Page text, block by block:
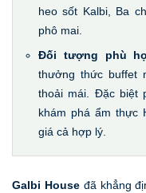
heo sốt Kalbi, Ba
phô mai.
Đối tượng phù
thưởng thức buffet
thoải mái. Đặc biệt
khám phá ẩm thực
giá cả hợp lý.
Galbi Houseđã khẳng